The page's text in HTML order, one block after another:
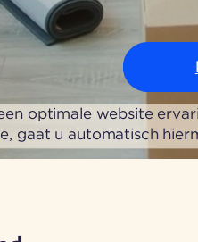
optimale website
gaat u automatisch